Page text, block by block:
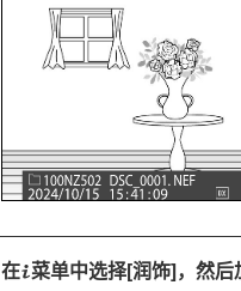
在i菜单中选择[润饰]，然后